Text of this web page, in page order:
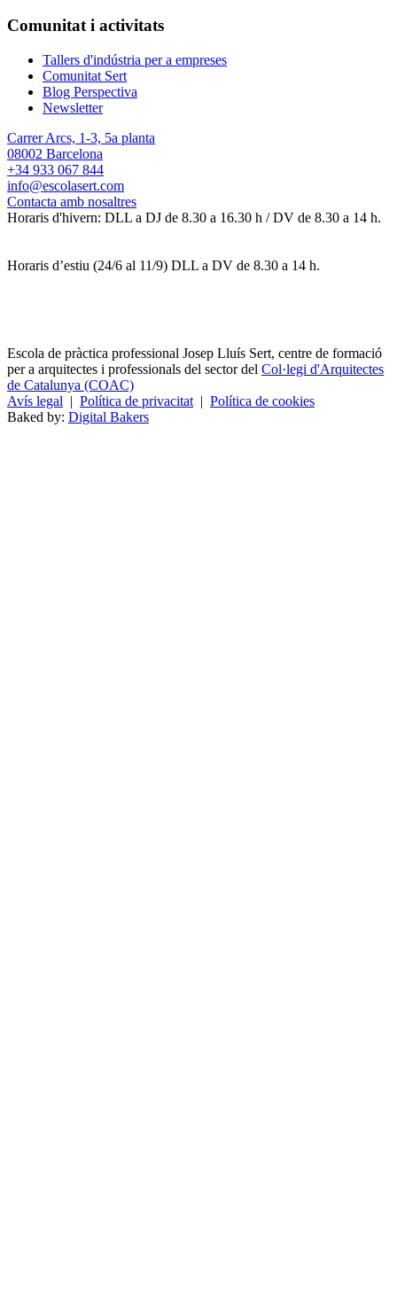
Comunitat i activitats
Tallers d'indústria per a empreses
Comunitat Sert
Blog Perspectiva
Newsletter
Carrer Arcs, 1-3, 5a planta
08002 Barcelona
+34 933 067 844
info@escolasert.com
Contacta amb nosaltres
Horaris d'hivern: DLL a DJ de 8.30 a 16.30 h / DV de 8.30 a 14 h.
Horaris d’estiu (24/6 al 11/9) DLL a DV de 8.30 a 14 h.
Escola de pràctica professional Josep Lluís Sert, centre de formació
per a arquitectes i professionals del sector del Col·legi d'Arquitectes
de Catalunya (COAC)
Avís legal | Política de privacitat | Política de cookies
Baked by: Digital Bakers